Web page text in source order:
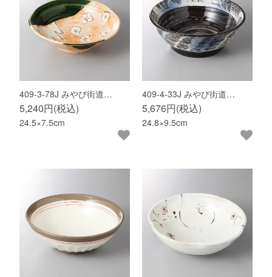
409-3-78J みやび街道…
5,240円(税込)
24.5×7.5cm
409-4-33J みやび街道…
5,676円(税込)
24.8×9.5cm